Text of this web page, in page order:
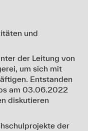
und
der Leitung von
um sich mit
Entstanden
am 03.06.2022
diskutieren
der